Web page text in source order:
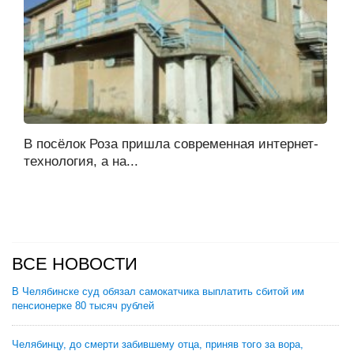
В посёлок Роза пришла современная интернет-
технология, а на...
ВСЕ НОВОСТИ
В Челябинске суд обязал самокатчика выплатить сбитой им
пенсионерке 80 тысяч рублей
Челябинцу, до смерти забившему отца, приняв того за вора,